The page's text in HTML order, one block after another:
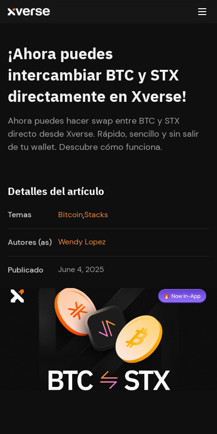
¡Ahora puedes
intercambiar BTC y STX
directamente en Xverse!
Ahora puedes hacer swap entre BTC y STX
directo desde Xverse. Rápido, sencillo y sin salir
de tu wallet. Descubre cómo funciona.
Detalles del artículo
Temas Bitcoin,Stacks
Autores (as) Wendy Lopez
Publicado June 4, 2025